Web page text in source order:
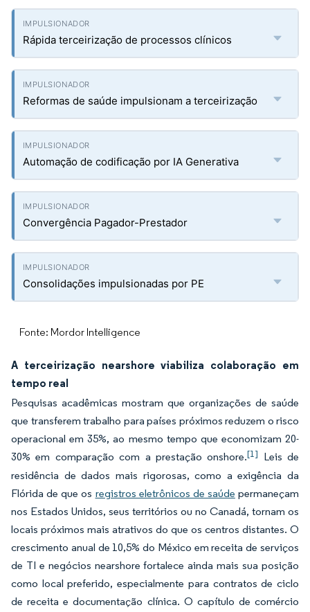
Rápida terceirização de processos clínicos
Reformas de saúde impulsionam a terceirização
Automação de codificação por IA Generativa
Convergência Pagador-Prestador
Consolidações impulsionadas por PE
Fonte: Mordor Intelligence
A terceirização nearshore viabiliza colaboração em
tempo real
Pesquisas acadêmicas mostram que organizações de saúde
que transferem trabalho para países próximos reduzem o risco
operacional em 35%, ao mesmo tempo que economizam 20-
30% em comparação com a prestação onshore.[1] Leis de
residência de dados mais rigorosas, como a exigência da
Flórida de que os registros eletrônicos de saúde permaneçam
nos Estados Unidos, seus territórios ou no Canadá, tornam os
locais próximos mais atrativos do que os centros distantes. O
crescimento anual de 10,5% do México em receita de serviços
de TI e negócios nearshore fortalece ainda mais sua posição
como local preferido, especialmente para contratos de ciclo
de receita e documentação clínica. O capítulo de comércio